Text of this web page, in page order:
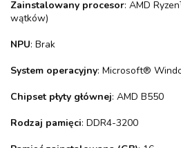
Zainstalowany procesor: AMD
wątków)
NPU: Brak
System operacyjny: Microsoft®
Chipset płyty głównej: AMD B550
Rodzaj pamięci: DDR4-3200